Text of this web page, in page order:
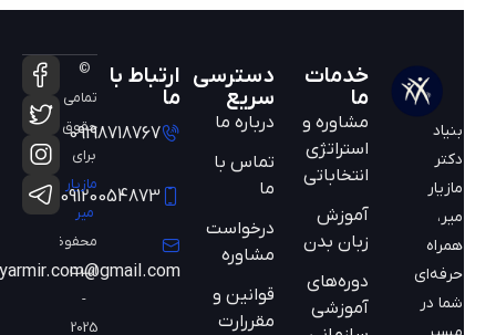
مازیار
همراه
حرفه‌ای
شما در
خدمات
مشاوره و
استراتژی
انتخاباتی
آموزش
زبان بدن
دوره‌های
آموزشی
دسترسی
سریع
درباره ما
تماس با
ما
درخواست
مشاوره
قوانین و
مقررارت
ارتباط با
09198718767
09120054873
mazyarmir.com@gmail.com
©
تمامی
حقوق
مازیار
محفوظ
است